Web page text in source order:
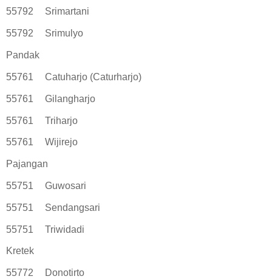
55792 Srimartani
55792 Srimulyo
Pandak
55761 Catuharjo (Caturharjo)
55761 Gilangharjo
55761 Triharjo
55761 Wijirejo
Pajangan
55751 Guwosari
55751 Sendangsari
55751 Triwidadi
Kretek
55772 Donotirto